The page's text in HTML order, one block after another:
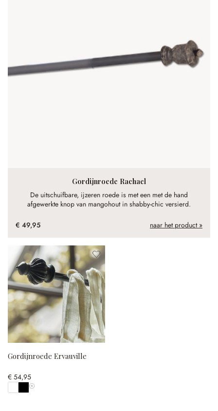
Gordijnroede Rachael
De uitschuifbare, ijzeren roede is met een met de hand
afgewerkte knop van mangohout in shabby-chic versierd.
€ 49,95 naar het product »
Gordijnroede Ervauville
€ 54,95
Toon alle kleuren